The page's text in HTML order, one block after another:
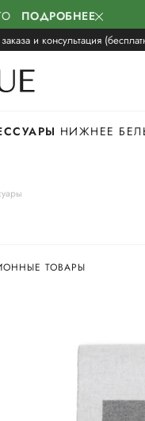
ПОДРОБНЕЕ
и консультация
НИЖНЕЕ
ТОВАРЫ